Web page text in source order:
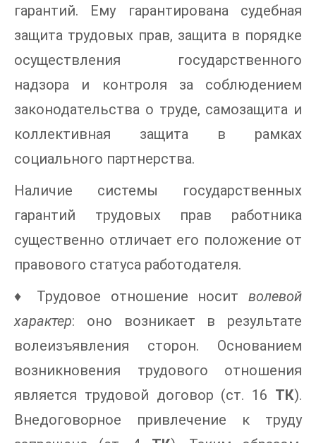
гарантий. Ему гарантирована судебная
защита трудовых прав, защита в порядке
осуществления государственного
надзора и контроля за соблюдением
законодательства о труде, самозащита и
коллективная защита в рамках
социального партнерства.
Наличие системы государственных
гарантий трудовых прав работника
существенно отличает его положение от
правового статуса работодателя.
♦ Трудовое отношение носит волевой
характер: оно возникает в результате
волеизъявления сторон. Основанием
возникновения трудового отношения
является трудовой договор (ст. 16 ТК).
Внедоговорное привлечение к труду